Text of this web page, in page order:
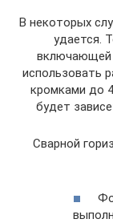
В некоторых
удается.
включающей
использовать
кромками до
будет
Сварной